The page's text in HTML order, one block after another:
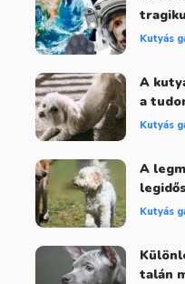
Kutyás
A
a
Kutyás
A
Kutyás
talán